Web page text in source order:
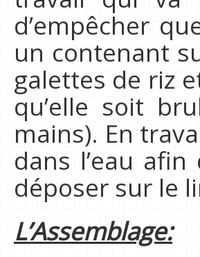
d’empêcher
un contenant
galettes de riz
qu’elle soit
mains). En
dans l’eau
déposer sur le
L’Assemblage: